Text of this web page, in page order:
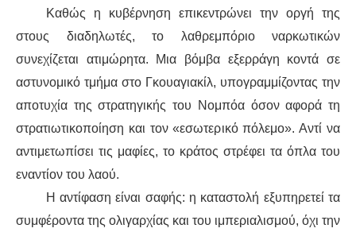
Καθώς η κυβέρνηση επικεντρώνει την οργή της
στους διαδηλωτές, το λαθρεμπόριο ναρκωτικών
συνεχίζεται ατιμώρητα. Μια βόμβα εξερράγη κοντά σε
αστυνομικό τμήμα στο Γκουαγιακίλ, υπογραμμίζοντας την
αποτυχία της στρατηγικής του Νομπόα όσον αφορά τη
στρατιωτικοποίηση και τον «εσωτερικό πόλεμο». Αντί να
αντιμετωπίσει τις μαφίες, το κράτος στρέφει τα όπλα του
εναντίον του λαού.
Η αντίφαση είναι σαφής: η καταστολή εξυπηρετεί τα
συμφέροντα της ολιγαρχίας και του ιμπεριαλισμού, όχι την